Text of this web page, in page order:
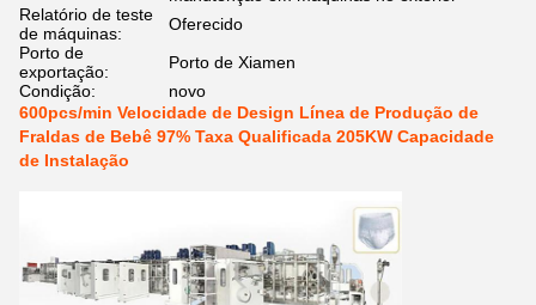
Relatório de teste
de máquinas:
Oferecido
Porto de
exportação:
Porto de Xiamen
Condição:
novo
600pcs/min Velocidade de Design Línea de Produção de
Fraldas de Bebê 97% Taxa Qualificada 205KW Capacidade
de Instalação